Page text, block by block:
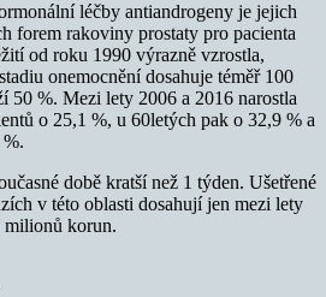
léčby antiandrogeny je jejich
forem rakoviny prostaty pro pacienta
od roku 1990 výrazně vzrostla,
onemocnění dosahuje téměř 100
50 %. Mezi lety 2006 a 2016 narostla
o 25,1 %, u 60letých pak o 32,9 % a
době kratší než 1 týden. Ušetřené
v této oblasti dosahují jen mezi lety
milionů korun.